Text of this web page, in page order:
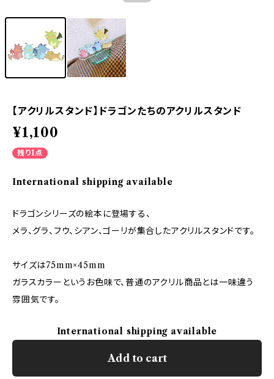
【アクリルスタンド】ドラゴンたちのアクリルスタンド
¥1,100
残り1点
International shipping available
ドラゴンシリーズの絵本に登場する、
メラ、グラ、フウ、シアン、ゴーリが集合したアクリルスタンドです。
サイズは75mm×45mm
ガラスカラーというお色味で、普通のアクリル商品とは一味違う
雰囲気です。
International shipping available
Add to cart